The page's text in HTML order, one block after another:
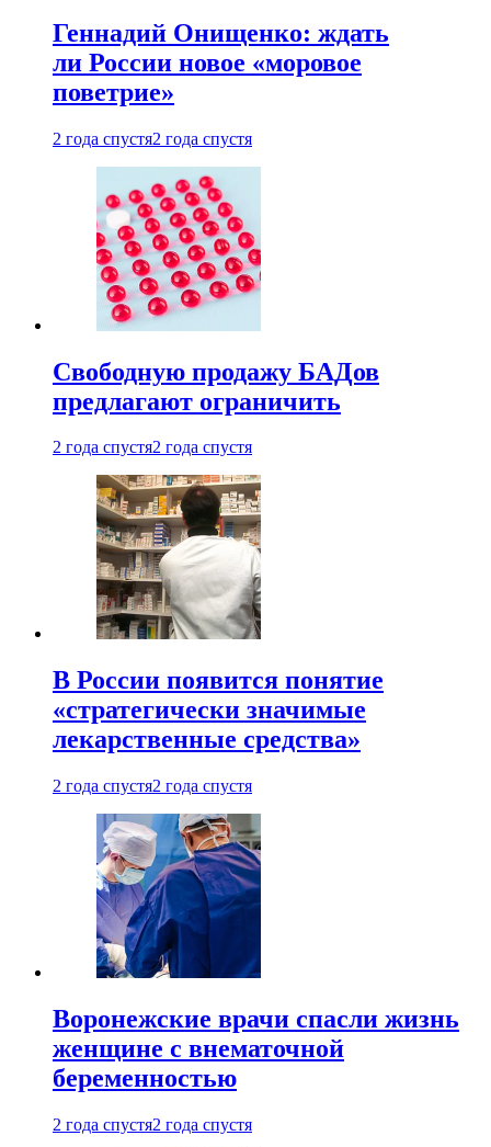
Геннадий Онищенко: ждать
ли России новое «моровое
поветрие»
2 года спустя2 года спустя
Свободную продажу БАДов
предлагают ограничить
2 года спустя2 года спустя
В России появится понятие
«стратегически значимые
лекарственные средства»
2 года спустя2 года спустя
Воронежские врачи спасли жизнь
женщине с внематочной
беременностью
2 года спустя2 года спустя